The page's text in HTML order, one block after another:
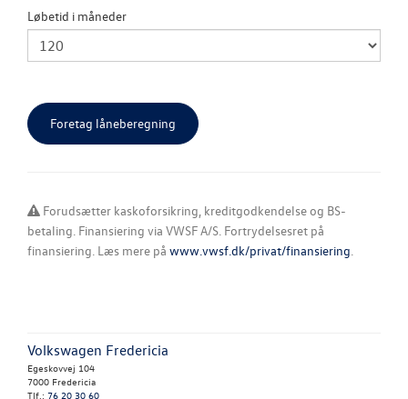
Løbetid i måneder
Forudsætter kaskoforsikring, kreditgodkendelse og BS-
betaling. Finansiering via VWSF A/S. Fortrydelsesret på
finansiering. Læs mere på www.vwsf.dk/privat/finansiering
Volkswagen Fredericia
Egeskovvej 104
7000 Fredericia
Tlf.: 76 20 30 60